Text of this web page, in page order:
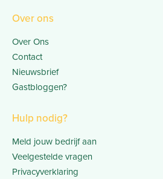
Over ons
Over Ons
Contact
Nieuwsbrief
Gastbloggen?
Hulp nodig?
Meld jouw bedrijf aan
Veelgestelde vragen
Privacyverklaring